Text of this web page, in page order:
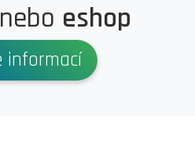
nebo eshop
informací